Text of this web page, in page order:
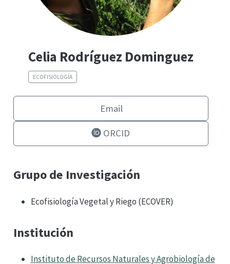
Celia Rodríguez Dominguez
ECOFISIOLOGÍA
Email
ORCID
Grupo de Investigación
Ecofisiología Vegetal y Riego (ECOVER)
Institución
Instituto de Recursos Naturales y Agrobiología de